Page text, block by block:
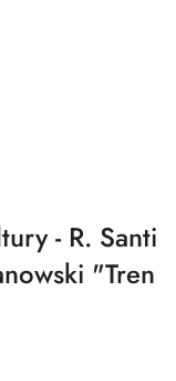
- R. Santi
"Tren